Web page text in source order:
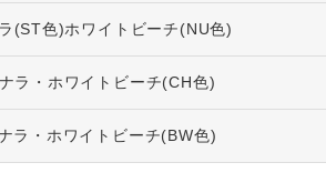
(ST色)ホワイトビーチ(NU色)
ナラ・ホワイトビーチ(CH色)
ラ・ホワイトビーチ(BW色)